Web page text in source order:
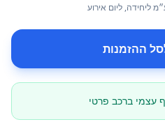
ליחידה, ליום אירוע
ההזמנות
עצמי ברכב פרטי